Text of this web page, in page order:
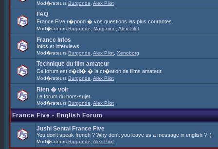
Mod�rateurs Burgonde Alex Pilot
FAQ
France Five r�pond � vos questions les plus courantes.
Mod�rateurs Burgonde Margarine Alex Pilot
France Infos
Infos et interviews
Mod�rateurs Burgonde Alex Pilot Xenoborg
Technique du film amateur
Ce forum est d�di� � la cr�ation de films amateur.
Mod�rateurs Burgonde Alex Pilot
Rien � voir
Le forum du hors-sujet.
Mod�rateurs Burgonde Alex Pilot
France Five - English Forum
Jushi Sentai France Five
You don't speak french ? Why don't you leave us a message in english ? :)
Mod�rateurs Burgonde Alex Pilot